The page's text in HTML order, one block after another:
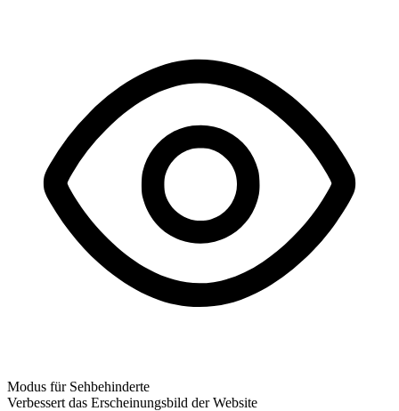
Modus für Sehbehinderte
Verbessert das Erscheinungsbild der Website